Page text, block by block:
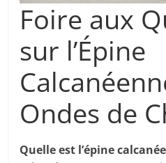
Foire aux
sur l’Épine
Ondes de
Quelle est l’épine